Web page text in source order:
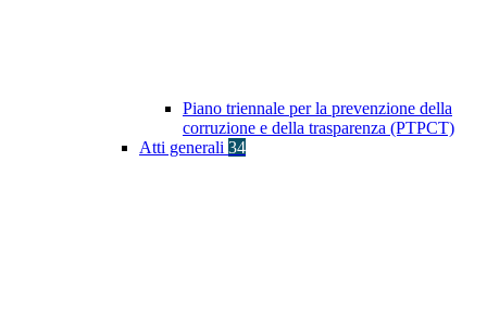
Piano triennale per la prevenzione della
corruzione e della trasparenza (PTPCT)
Atti generali 34